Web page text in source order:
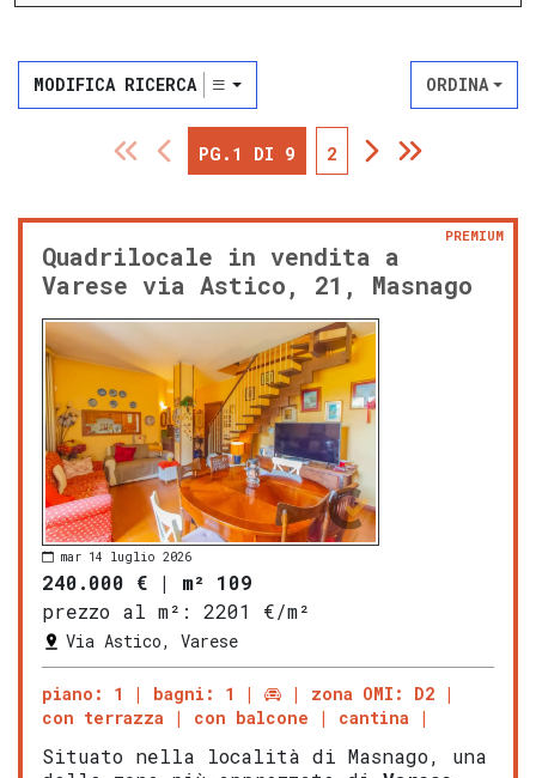
MODIFICA RICERCA ORDINA
PG.1 DI 9 2
Quadrilocale in vendita a
Varese via Astico, 21, Masnago
PREMIUM
mar 14 luglio 2026
240.000 € | m² 109
prezzo al m²:
2201 €/m²
Via Astico, Varese
piano: 1 bagni: 1
zona OMI: D2
con terrazza
con balcone cantina
Situato nella località di Masnago, una